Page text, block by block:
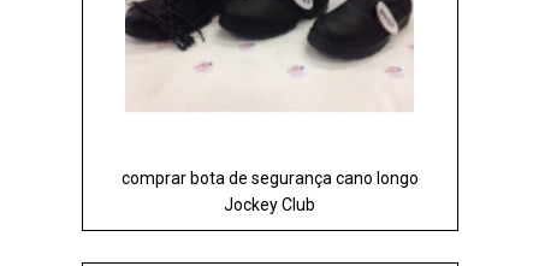
comprar bota de segurança cano longo
Jockey Club